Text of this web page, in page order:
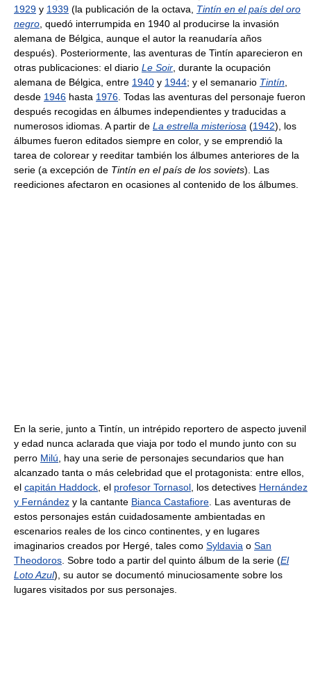
1929 y 1939 (la publicación de la octava, Tintín en el país del oro
negro , quedó interrumpida en 1940 al producirse la invasión
alemana de Bélgica, aunque el autor la reanudaría años
después). Posteriormente, las aventuras de Tintín aparecieron en
otras publicaciones: el diario Le Soir , durante la ocupación
alemana de Bélgica, entre 1940 y 1944; y el semanario Tintín
desde 1946 hasta 1976 . Todas las aventuras del personaje fueron
después recogidas en álbumes independientes y traducidas a
numerosos idiomas. A partir de La estrella misteriosa (1942), los
álbumes fueron editados siempre en color, y se emprendió la
tarea de colorear y reeditar también los álbumes anteriores de la
serie (a excepción de Tintín en el país de los soviets). Las
reediciones afectaron en ocasiones al contenido de los álbumes.
En la serie, junto a Tintín, un intrépido reportero de aspecto juvenil
y edad nunca aclarada que viaja por todo el mundo junto con su
perro Milú , hay una serie de personajes secundarios que han
alcanzado tanta o más celebridad que el protagonista: entre ellos,
el capitán Haddock , el profesor Tornasol , los detectives Hernández
y Fernández y la cantante Bianca Castafiore . Las aventuras de
estos personajes están cuidadosamente ambientadas en
escenarios reales de los cinco continentes, y en lugares
imaginarios creados por Hergé, tales como Syldavia o San
Theodoros . Sobre todo a partir del quinto álbum de la serie (El
Loto Azul), su autor se documentó minuciosamente sobre los
lugares visitados por sus personajes.